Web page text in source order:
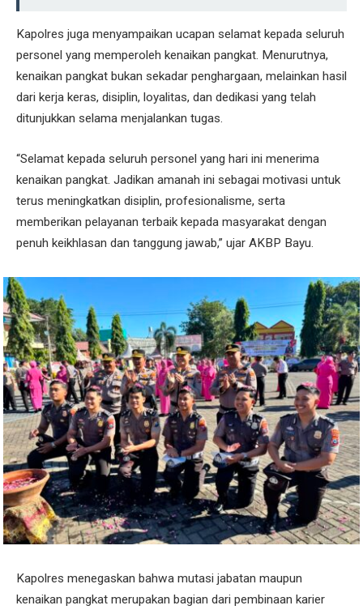
Kapolres juga menyampaikan ucapan selamat kepada seluruh
personel yang memperoleh kenaikan pangkat. Menurutnya,
kenaikan pangkat bukan sekadar penghargaan, melainkan hasil
dari kerja keras, disiplin, loyalitas, dan dedikasi yang telah
ditunjukkan selama menjalankan tugas.
“Selamat kepada seluruh personel yang hari ini menerima
kenaikan pangkat. Jadikan amanah ini sebagai motivasi untuk
terus meningkatkan disiplin, profesionalisme, serta
memberikan pelayanan terbaik kepada masyarakat dengan
penuh keikhlasan dan tanggung jawab,” ujar AKBP Bayu.
Kapolres menegaskan bahwa mutasi jabatan maupun
kenaikan pangkat merupakan bagian dari pembinaan karier